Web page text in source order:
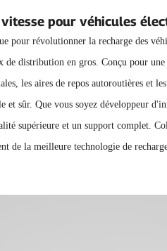
pour véhicules
révolutionner la recharge des
de distribution en gros. Conçu pour
les aires de repos autoroutières et
sûr. Que vous soyez développeur
supérieure et un support complet.
de la meilleure technologie de